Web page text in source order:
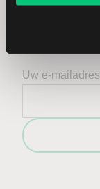
Altijd op
Uw e-mailadres